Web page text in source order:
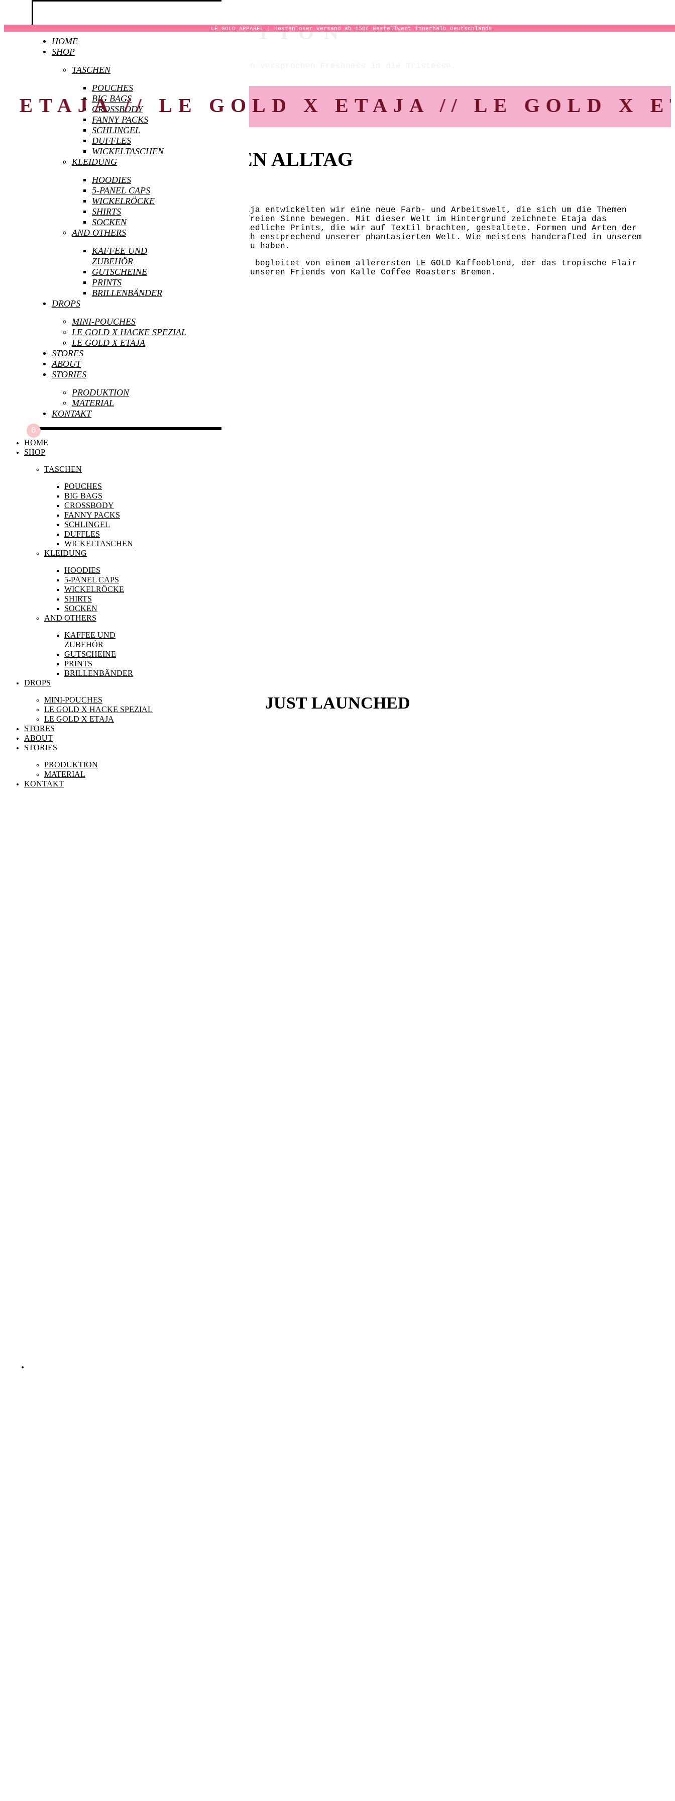
HOME
SHOP
TASCHEN
POUCHES
BIG BAGS
CROSSBODY
FANNY PACKS
SCHLINGEL
DUFFLES
WICKELTASCHEN
KLEIDUNG
HOODIES
5-PANEL CAPS
WICKELRÖCKE
SHIRTS
SOCKEN
AND OTHERS
KAFFEE UND
ZUBEHÖR
GUTSCHEINE
PRINTS
BRILLENBÄNDER
DROPS
MINI-POUCHES
LE GOLD X HACKE SPEZIAL
LE GOLD X ETAJA
STORES
ABOUT
STORIES
PRODUKTION
MATERIAL
KONTAKT
0
HOME
SHOP
TASCHEN
POUCHES
BIG BAGS
CROSSBODY
FANNY PACKS
SCHLINGEL
DUFFLES
WICKELTASCHEN
KLEIDUNG
HOODIES
5-PANEL CAPS
WICKELRÖCKE
SHIRTS
SOCKEN
AND OTHERS
KAFFEE UND
ZUBEHÖR
GUTSCHEINE
PRINTS
BRILLENBÄNDER
DROPS
MINI-POUCHES
LE GOLD X HACKE SPEZIAL
LE GOLD X ETAJA
STORES
ABOUT
STORIES
PRODUKTION
MATERIAL
KONTAKT
LE GOLD APPAREL | Kostenloser Versand ab 150€ Bestellwert innerhalb Deutschlands
MINI KOLLEKTION
holt euch die neuen Teile der Collab – sie bringen versprochen Freshness in die Tristesse.
// LE GOLD X ETAJA // LE GOLD X
TROPENURLAUB FÜR DEN ALLTAG
Gemeinsam mit der hannoveranischen Künstlerin Etaja entwickelten wir eine neue Farb- und Arbeitswelt, die sich um die Themen
tropisch frech, Picknick, Genuss und Outdoor im freien Sinne bewegen. Mit dieser Welt im Hintergrund zeichnete Etaja das
ausgehende Bild, woraus ich dann wieder unterschiedliche Prints, die wir auf Textil brachten, gestaltete. Formen und Arten der
Produkte ergaben sich dann ganz selbstverständlich enstprechend unserer phantasierten Welt. Wie meistens handcrafted in unserem
Atelier in Bremen und in überschaubarer Auflage zu haben.
Entstanden sind neue Taschen, Prints und Keramik, begleitet von einem allerersten LE GOLD Kaffeeblend, der das tropische Flair
der Kollektion aufgreift. Realisiert mit und von unseren Friends von Kalle Coffee Roasters Bremen.
JUST LAUNCHED